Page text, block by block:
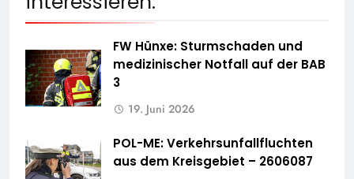
FW Hünxe: Sturmschaden und
medizinischer Notfall auf der BAB
3
19. Juni 2026
POL-ME: Verkehrsunfallfluchten
aus dem Kreisgebiet – 2606087